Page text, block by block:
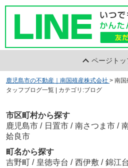
ページト
鹿児島市の不動産｜南国殖産株式会社 > 南国
タッフブログ一覧 | カテゴリ:ブログ
市区町村から探す
鹿児島市 / 日置市 / 南さつま市 /
姶良市
町名から探す
吉野町 / 皇徳寺台 / 西伊敷 / 錦江台